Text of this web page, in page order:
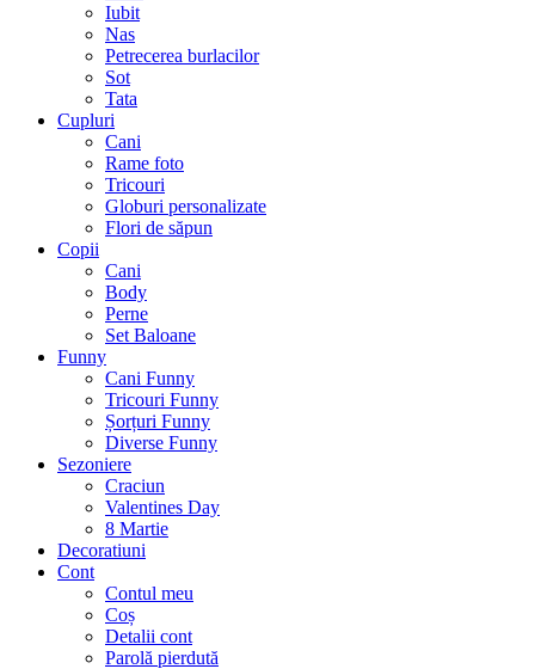
Iubit
Nas
Petrecerea burlacilor
Sot
Tata
Cupluri
Cani
Rame foto
Tricouri
Globuri personalizate
Flori de săpun
Copii
Cani
Body
Perne
Set Baloane
Funny
Cani Funny
Tricouri Funny
Șorțuri Funny
Diverse Funny
Sezoniere
Craciun
Valentines Day
8 Martie
Decoratiuni
Cont
Contul meu
Coș
Detalii cont
Parolă pierdută